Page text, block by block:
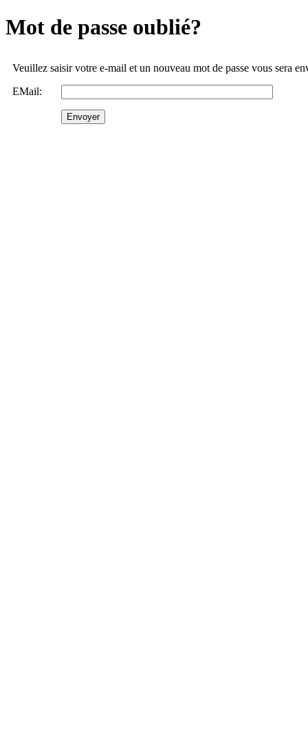
Mot de passe oublié?
Veuillez saisir votre e-mail et un nouveau mot de passe vous sera
EMail: